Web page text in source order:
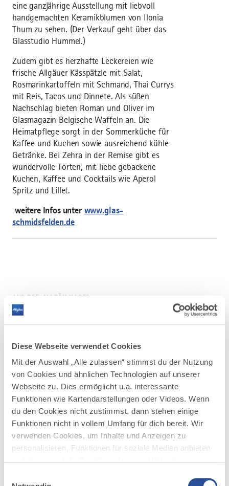
Diese Webseite verwendet Cookies
Mit der Auswahl „Alle zulassen“ stimmst du der Nutzung
von Cookies und ähnlichen Technologien auf unserer
Webseite zu. Dies ermöglicht u.a. interessante
Funktionen wie Kartendarstellungen oder Videos. Wenn
du den Cookies nicht zustimmst, dann stehen einige
Funktionen nicht in vollem Umfang für dich bereit. Wir
verwenden Cookies, um Inhalte und Anzeigen zu
personalisieren, Funktionen für soziale Medien anbieten
eine ganzjährige Ausstellung mit liebvoll
handgemachten Keramikblumen von Ilonia
Thum zu sehen. (Der Verkauf geht über das
Glasstudio Hummel.)
Zudem gibt es herzhafte Leckereien wie
frische Allgäuer Kässpätzle mit Salat,
Rosmarinkartoffeln mit Schmand, Thai Currys
mit Reis, Tacos und Dinnete. Als süßen
Nachschlag bieten Roman und Oliver im
Glasmagazin Belgische Waffeln an. Die
Heimatpflege sorgt in der Sommerküche für
Kaffee und Kuchen sowie ausreichend kühle
Getränke. Bei Zehra in der Remise gibt es
wundervolle Torten, mit liebe gebackene
Kuchen, Kaffee und Cocktails wie Aperol
Spritz und Lillet.
weitere Infos unter www.glas-
schmidsfelden.de
AUF DER ALLGÄU KARTE